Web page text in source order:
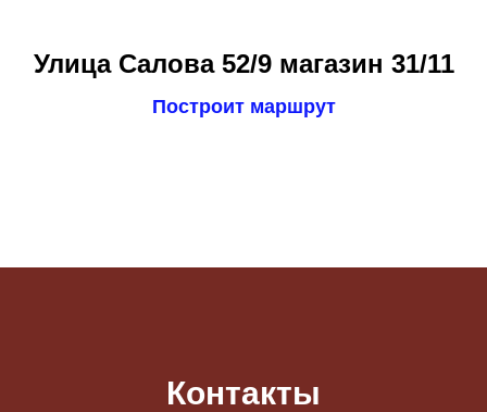
Улица Салова 52/9 магазин 31/11
Построит маршрут
Контакты